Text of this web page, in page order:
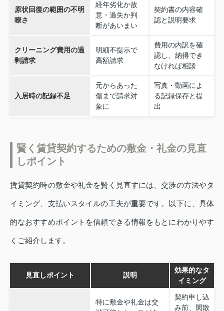
原状回復の範囲の不明
瞭さ
経年劣化か故
意・過失か判
断があいまい
契約書の内容確
認と説明要求
クリーニング費用の過
剰請求
明細不提示で
高額請求
費用の内訳を確
認し、納得でき
なければ相談
入居時の記録不足
元からあった
傷まで請求対
象に
写真・動画によ
る記録保存と提
出
賢く賃貸契約するための敷金・礼金の見直
しポイント
賃貸契約時の敷金や礼金を賢く見直すには、交渉の方法やタ
イミング、支払いスタイルの工夫が重要です。以下に、具体
的なおすすめポイントを信頼できる情報をもとにわかりやす
くご紹介します。
見直しポイント 説明
効果的なタ
イミング
特に敷金や礼金は交
契約申し込
み前、閑散